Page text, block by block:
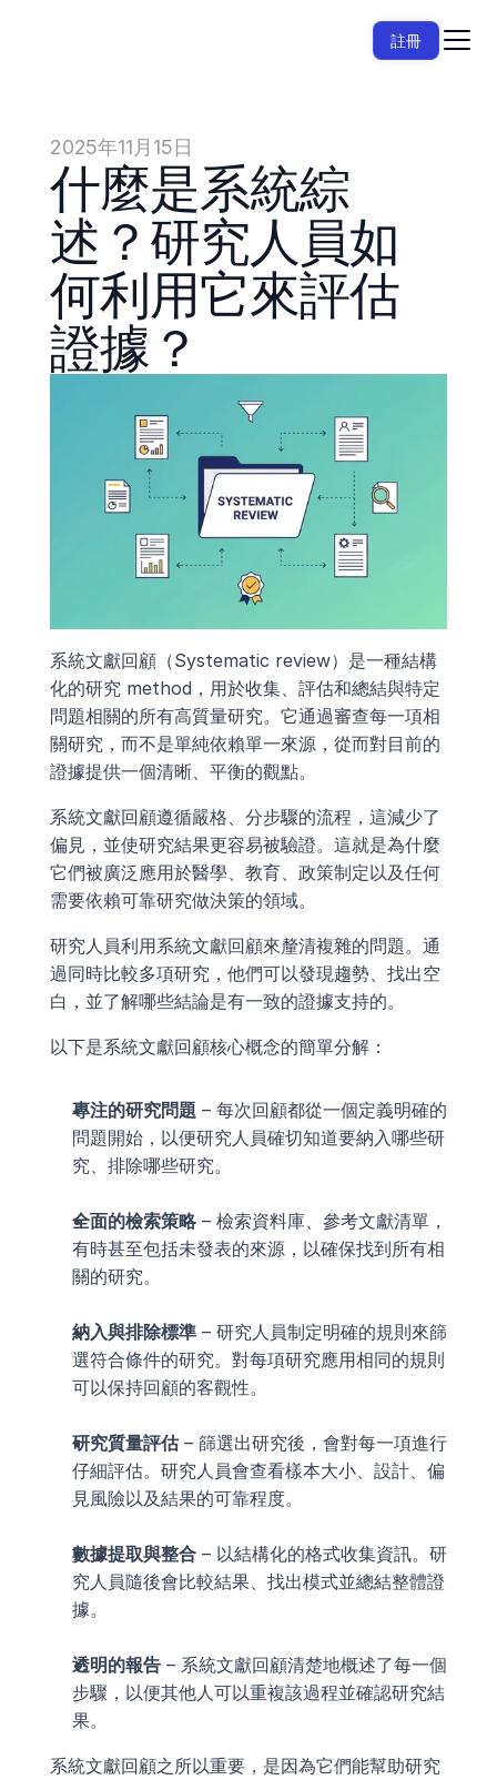
2025年11月15日
什麼是系統綜
述？研究人員如
何利用它來評估
證據？
系統文獻回顧（Systematic review）是一種結構
化的研究 method，用於收集、評估和總結與特定
問題相關的所有高質量研究。它通過審查每一項相
關研究，而不是單純依賴單一來源，從而對目前的
證據提供一個清晰、平衡的觀點。
系統文獻回顧遵循嚴格、分步驟的流程，這減少了
偏見，並使研究結果更容易被驗證。這就是為什麼
它們被廣泛應用於醫學、教育、政策制定以及任何
需要依賴可靠研究做決策的領域。
研究人員利用系統文獻回顧來釐清複雜的問題。通
過同時比較多項研究，他們可以發現趨勢、找出空
白，並了解哪些結論是有一致的證據支持的。
以下是系統文獻回顧核心概念的簡單分解：
專注的研究問題 – 每次回顧都從一個定義明確的
問題開始，以便研究人員確切知道要納入哪些研
究、排除哪些研究。
全面的檢索策略 – 檢索資料庫、參考文獻清單，
有時甚至包括未發表的來源，以確保找到所有相
關的研究。
納入與排除標準 – 研究人員制定明確的規則來篩
選符合條件的研究。對每項研究應用相同的規則
可以保持回顧的客觀性。
研究質量評估 – 篩選出研究後，會對每一項進行
仔細評估。研究人員會查看樣本大小、設計、偏
見風險以及結果的可靠程度。
數據提取與整合 – 以結構化的格式收集資訊。研
究人員隨後會比較結果、找出模式並總結整體證
據。
透明的報告 – 系統文獻回顧清楚地概述了每一個
步驟，以便其他人可以重複該過程並確認研究結
果。
系統文獻回顧之所以重要，是因為它們能幫助研究
註冊